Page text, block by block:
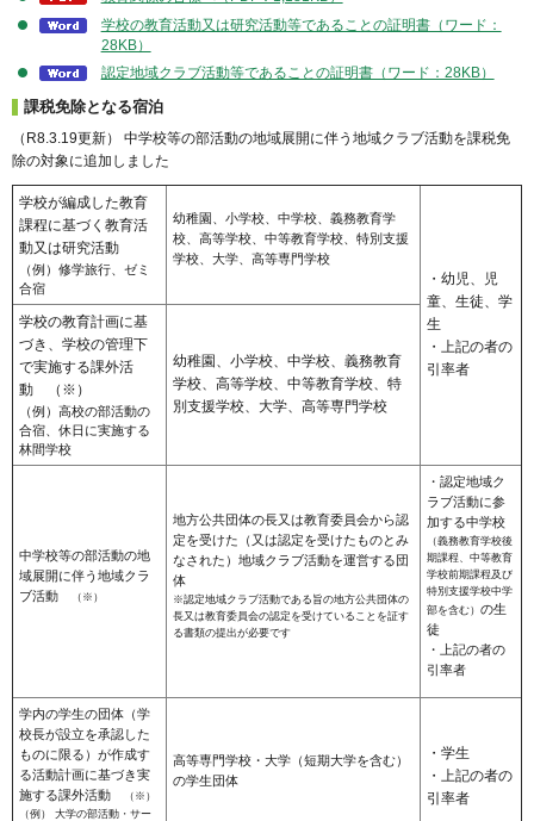
学校の教育活動又は研究活動等であることの証明書（ワード：
28KB）
認定地域クラブ活動等であることの証明書（ワード：28KB）
課税免除となる宿泊
（R8.3.19更新） 中学校等の部活動の地域展開に伴う地域クラブ活動を課税免
除の対象に追加しました
学校が編成した教育
課程に基づく教育活
動又は研究活動
（例）修学旅行、ゼミ
合宿
幼稚園、小学校、中学校、義務教育学
校、高等学校、中等教育学校、特別支援
学校、大学、高等専門学校
・幼児、児
童、生徒、学
生
・上記の者の
引率者
学校の教育計画に基
づき、学校の管理下
で実施する課外活
動 （※）
（例）高校の部活動の
合宿、休日に実施する
林間学校
幼稚園、小学校、中学校、義務教育
学校、高等学校、中等教育学校、特
別支援学校、大学、高等専門学校
中学校等の部活動の地
域展開に伴う地域クラ
ブ活動
（※）
地方公共団体の長又は教育委員会から認
定を受けた（又は認定を受けたものとみ
なされた）地域クラブ活動を運営する団
体
※認定地域クラブ活動である旨の地方公共団体の
長又は教育委員会の認定を受けていることを証す
る書類の提出が必要です
・認定地域ク
ラブ活動に参
加する中学校
（義務教育学校後
期課程、中等教育
学校前期課程及び
特別支援学校中学
部を含む） の生
徒
・上記の者の
引率者
学内の学生の団体（学
校長が設立を承認した
ものに限る）が作成す
る活動計画に基づき実
施する課外活動
（※）
（例） 大学の部活動・サー
高等専門学校・大学（短期大学を含む）
の学生団体
・学生
・上記の者の
引率者